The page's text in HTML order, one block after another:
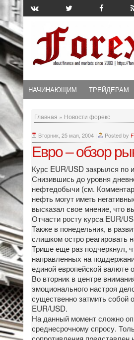
НАЧИНАЮЩИМ ТРЕЙДЕРАМ
Главная » Новости форекс
Вторник, 25 мая, 2004 | Posted by
Евро – обзор
Курс EUR/USD закрылся по
Снизившись до уровня
нефтедобычи (см.
нефть могут иметь
высказал свое мнение, что
Отчасти росту курса EUR/
Также в понедельник, в
слишком остро реагировать
Трише еще раз подчеркнул,
направленных на
единой европейской валюте
Во вторник в центре
эмоционального настроя
существенно затмить собой
EUR/USD.
На данный момент сложно
среднесрочному спросу.